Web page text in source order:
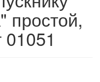
простой,